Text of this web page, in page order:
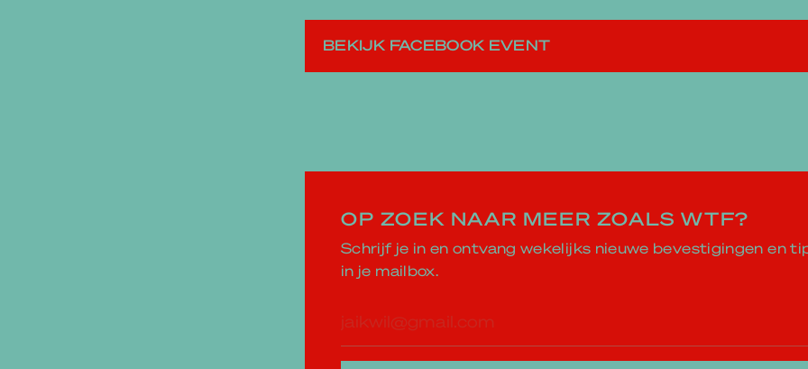
BEKIJK FACEBOOK EVENT
OP ZOEK NAAR MEER ZOALS WTF?
Schrijf je in en ontvang wekelijks nieuwe bevestigingen en
in je mailbox.
mailadres